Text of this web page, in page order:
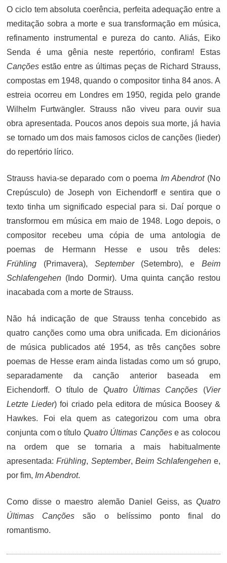
O ciclo tem absoluta coerência, perfeita adequação entre a
meditação sobra a morte e sua transformação em música,
refinamento instrumental e pureza do canto. Aliás, Eiko
Senda é uma gênia neste repertório, confiram! Estas
Canções estão entre as últimas peças de Richard Strauss,
compostas em 1948, quando o compositor tinha 84 anos. A
estreia ocorreu em Londres em 1950, regida pelo grande
Wilhelm Furtwängler. Strauss não viveu para ouvir sua
obra apresentada. Poucos anos depois sua morte, já havia
se tornado um dos mais famosos ciclos de canções (lieder)
do repertório lírico.
Strauss havia-se deparado com o poema Im Abendrot(No
Crepúsculo) de Joseph von Eichendorff e sentira que o
texto tinha um significado especial para si. Daí porque o
transformou em música em maio de 1948. Logo depois, o
compositor recebeu uma cópia de uma antologia de
poemas de Hermann Hesse e usou três deles:
Frühling (Primavera), September(Setembro), e Beim
Schlafengehen (Indo Dormir). Uma quinta canção restou
inacabada com a morte de Strauss.
Não há indicação de que Strauss tenha concebido as
quatro canções como uma obra unificada. Em dicionários
de música publicados até 1954, as três canções sobre
poemas de Hesse eram ainda listadas como um só grupo,
separadamente da canção anterior baseada em
Eichendorff. O título de Quatro Últimas Canções (Vier
Letzte Lieder) foi criado pela editora de música Boosey &
Hawkes. Foi ela quem as categorizou com uma obra
conjunta com o título Quatro Últimas Cançõese as colocou
na ordem que se tornaria a mais habitualmente
apresentada:Frühling, September, Beim Schlafengehene,
por fim, Im Abendrot.
Como disse o maestro alemão Daniel Geiss, as Quatro
Últimas Canções são o belíssimo ponto final do
romantismo.